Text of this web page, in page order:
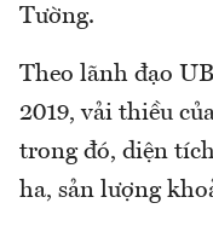
Tường.
Theo lãnh đạo
2019, vải thiều
trong đó, diện
ha, sản lượng